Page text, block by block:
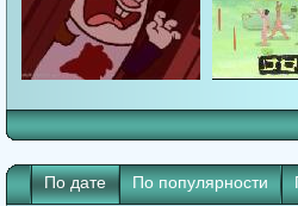
По дате По популярности